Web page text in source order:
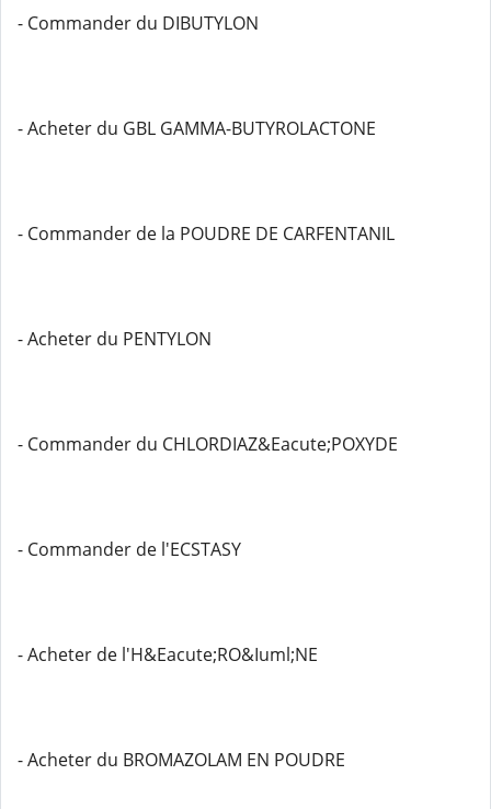
- Commander du DIBUTYLON
- Acheter du GBL GAMMA-BUTYROLACTONE
- Commander de la POUDRE DE CARFENTANIL
- Acheter du PENTYLON
- Commander du CHLORDIAZ&Eacute;POXYDE
- Commander de l'ECSTASY
- Acheter de l'H&Eacute;RO&Iuml;NE
- Acheter du BROMAZOLAM EN POUDRE